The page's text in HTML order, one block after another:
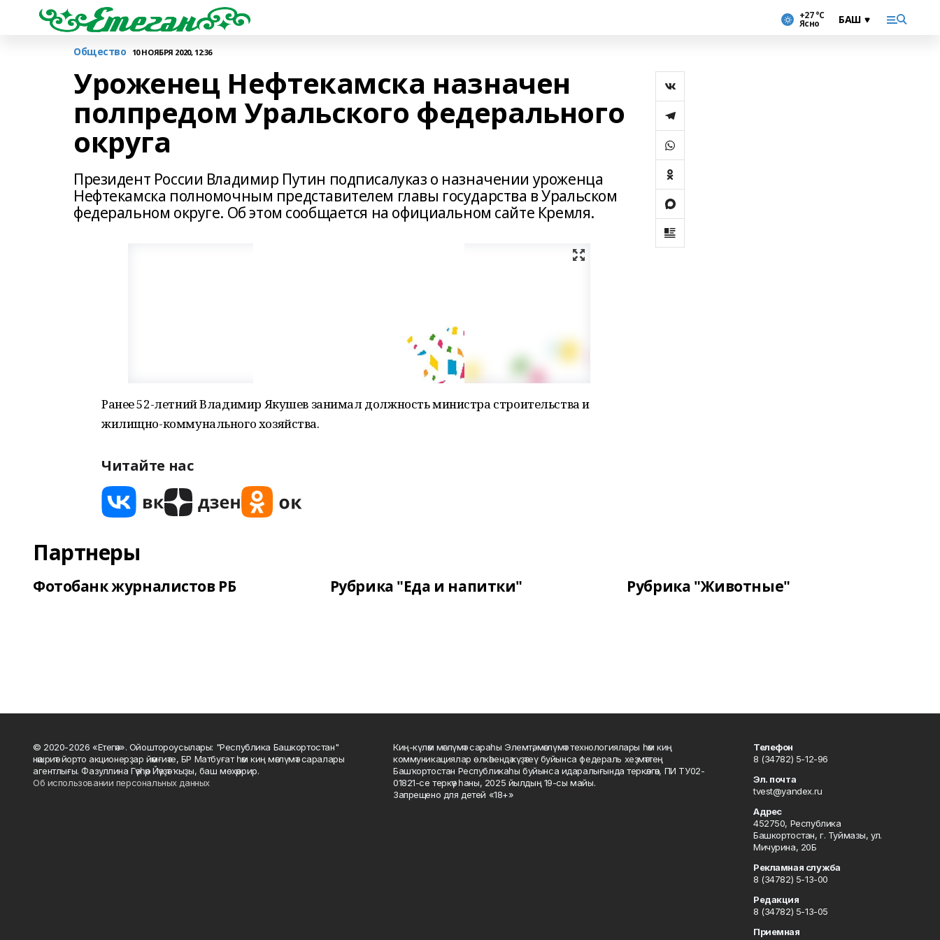
+27 °С
Ясно
Общество 10 НОЯБРЯ 2020, 12:36
Уроженец Нефтекамска назначен
полпредом Уральского федерального
округа
Президент России Владимир Путин подписалуказ о назначении уроженца
Нефтекамска полномочным представителем главы государства в Уральском
федеральном округе. Об этом сообщается на официальном сайте Кремля.
Ранее 52-летний Владимир Якушев занимал должность министра строительства и
жилищно-коммунального хозяйства.
Читайте нас
Партнеры
Фотобанк журналистов РБ Рубрика "Еда и напитки" Рубрика "Животные"
© 2020-2026 «Етегән». Ойоштороусылары: "Республика Башкортостан"
нәшриәт йорто акционерҙар йәмғиәте, БР Матбуғат һәм киң мәғлүмәт саралары
агентлығы. Фазуллина Гәүһәр Йәүҙәт ҡыҙы, баш мөхәррир.
Об использовании персональных данных
Киң-күләм мәғлүмәт сараһы Элемтә, мәғлүмәт технологиялары һәм киң
коммуникациялар өлкәһендә күҙәтеү буйынса федераль хеҙмәттең
Башҡортостан Республикаһы буйынса идаралығында теркәлгән, ПИ ТУ02-
01821-се теркәү һаны, 2025 йылдың 19-сы майы.
Запрещено для детей «18+»
Телефон
8 (34782) 5-12-96
Эл. почта
tvest@yandex.ru
Адрес
452750, Республика
Башкортостан, г. Туймазы, ул.
Мичурина, 20Б
Рекламная служба
8 (34782) 5-13-00
Редакция
8 (34782) 5-13-05
Приемная